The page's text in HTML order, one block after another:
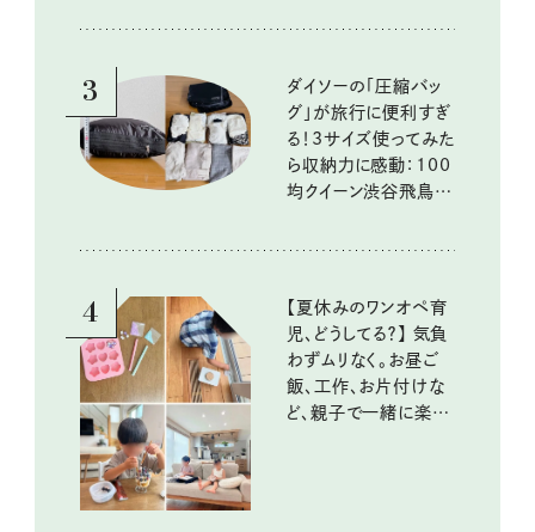
3
ダイソーの「圧縮バッ
グ」が旅行に便利すぎ
る！3サイズ使ってみた
ら収納力に感動：100
均クイーン渋谷飛鳥の
4
【夏休みのワンオペ育
児、どうしてる？】 気負
わずムリなく。お昼ご
飯、工作、お片付けな
ど、親子で一緒に楽し